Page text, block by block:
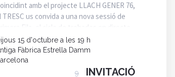
amb el projecte LLACH GENER 76,
TRESC us convida a una nova sessió de
Fila, el cicle de trobades en directe
15 d'octubre a les 19 h
Fàbrica Estrella Damm
9
INVITACIÓ